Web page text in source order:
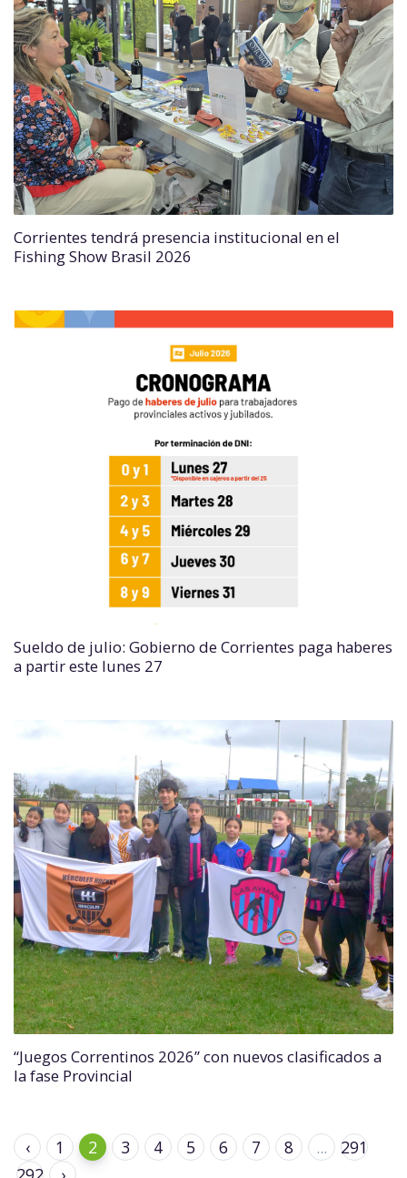
Corrientes tendrá presencia institucional en el
Fishing Show Brasil 2026
Sueldo de julio: Gobierno de Corrientes paga haberes
a partir este lunes 27
“Juegos Correntinos 2026” con nuevos clasificados a
la fase Provincial
‹ 1 2 3 4 5 6 7 8 ...
291